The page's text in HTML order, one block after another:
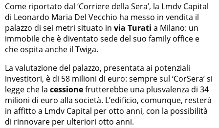
Come riportato dal ‘Corriere della Sera’, la Lmdv Capital
di Leonardo Maria Del Vecchio ha messo in vendita il
palazzo di sei metri situato in via Turati a Milano: un
immobile che è diventato sede del suo family office e
che ospita anche il Twiga.
La valutazione del palazzo, presentata ai potenziali
investitori, è di 58 milioni di euro: sempre sul ‘CorSera’ si
legge che la cessionefrutterebbe una plusvalenza di 34
milioni di euro alla società. L’edificio, comunque, resterà
in affitto a Lmdv Capital per otto anni, con la possibilità
di rinnovare per ulteriori otto anni.